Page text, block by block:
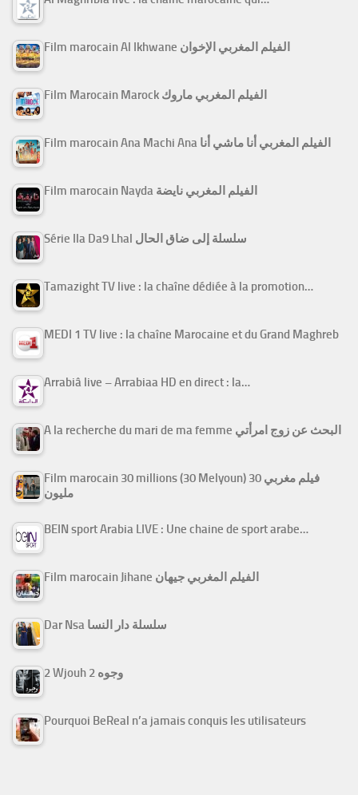
Film marocain Al Ikhwane الفيلم المغربي الإخوان
Film Marocain Marock الفيلم المغربي ماروك
Film marocain Ana Machi Ana الفيلم المغربي أنا ماشي أنا
Film marocain Nayda الفيلم المغربي نايضة
Série Ila Da9 Lhal سلسلة إلى ضاق الحال
Tamazight TV live : la chaîne dédiée à la promotion…
MEDI 1 TV live : la chaîne Marocaine et du Grand Maghreb
Arrabiâ live – Arrabiaa HD en direct : la…
A la recherche du mari de ma femme البحث عن زوج امرأتي
Film marocain 30 millions (30 Melyoun) فيلم مغربي 30
مليون
BEIN sport Arabia LIVE : Une chaine de sport arabe…
Film marocain Jihane الفيلم المغربي جيهان
Dar Nsa سلسلة دار النسا
2 Wjouh 2 وجوه
Pourquoi BeReal n’a jamais conquis les utilisateurs